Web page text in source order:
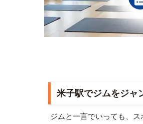
米子駅でジムをジャ
ジムと一言でいっても、